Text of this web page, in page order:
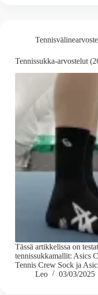
Tennissukka-arvostelut
Tässä artikkelissa on
tennissukkamallit: Asics
Tennis Crew Sock ja
Leo
03/03/2025